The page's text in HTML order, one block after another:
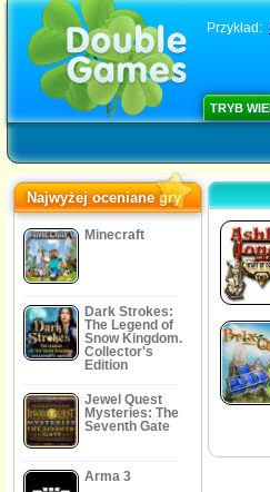
Przykład:
TRYB
Najwyżej oceniane gry
Minecraft
Dark Strokes:
The Legend of
Snow Kingdom.
Collector's
Edition
Jewel Quest
Mysteries: The
Seventh Gate
Arma 3